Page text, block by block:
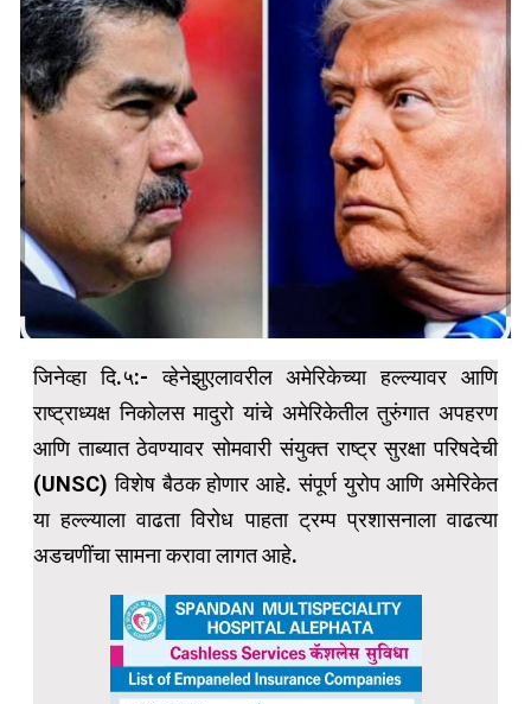
जिनेव्हा दि.५:- व्हेनेझुएलावरील अमेरिकेच्या हल्ल्यावर आणि
राष्ट्राध्यक्ष निकोलस मादुरो यांचे अमेरिकेतील तुरुंगात अपहरण
आणि ताब्यात ठेवण्यावर सोमवारी संयुक्त राष्ट्र सुरक्षा परिषदेची
(UNSC) विशेष बैठक होणार आहे. संपूर्ण युरोप आणि अमेरिकेत
या हल्ल्याला वाढता विरोध पाहता ट्रम्प प्रशासनाला वाढत्या
अडचणींचा सामना करावा लागत आहे.